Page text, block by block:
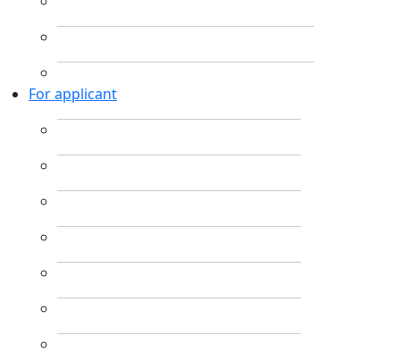
For applicant